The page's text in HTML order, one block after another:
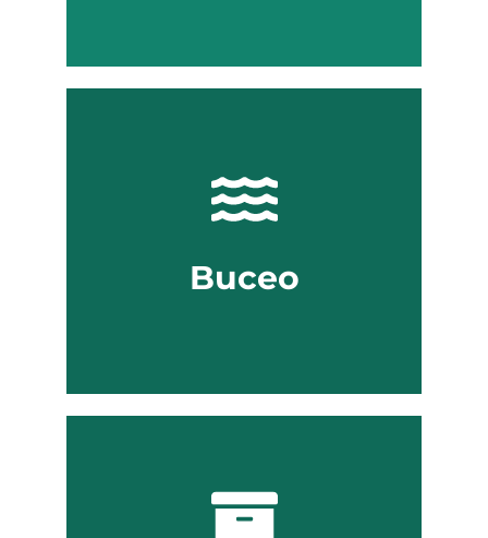
Buceo
Practica buceo en las mejores
costas de Colombia y descubre las
importar tu formación previa.
No te compliques, si deseas un